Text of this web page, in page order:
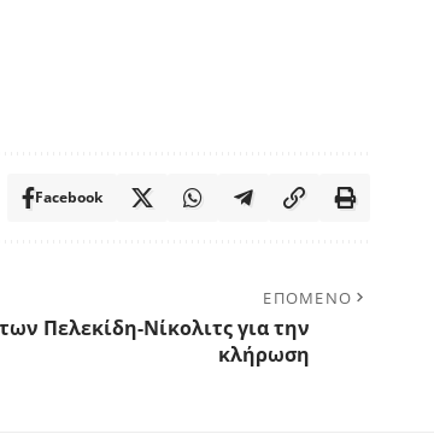
Facebook
ΕΠΟΜΕΝΟ
Πελεκίδη-Νίκολιτς για την
κλήρωση